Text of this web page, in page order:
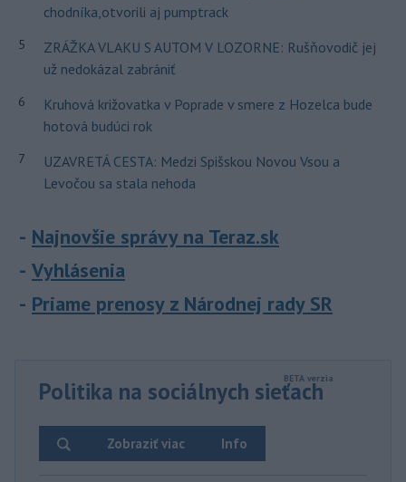
chodníka,otvorili aj pumptrack
5
ZRÁŽKA VLAKU S AUTOM V LOZORNE: Rušňovodič jej
už nedokázal zabrániť
6
Kruhová križovatka v Poprade v smere z Hozelca bude
hotová budúci rok
7
UZAVRETÁ CESTA: Medzi Spišskou Novou Vsou a
Levočou sa stala nehoda
Najnovšie správy na Teraz.sk
Vyhlásenia
Priame prenosy z Národnej rady SR
Politika na sociálnych sieťach
Info
Zobraziť viac